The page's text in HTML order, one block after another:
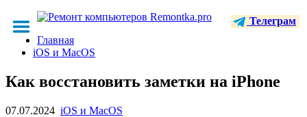
Телеграм
Главная
iOS и MacOS
Как восстановить заметки на iPhone
07.07.2024 iOS и MacOS